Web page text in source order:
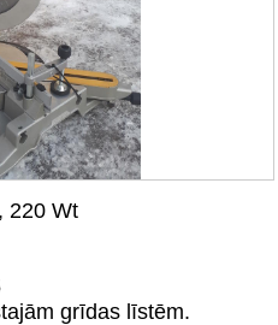
220 Wt
grīdas līstēm.